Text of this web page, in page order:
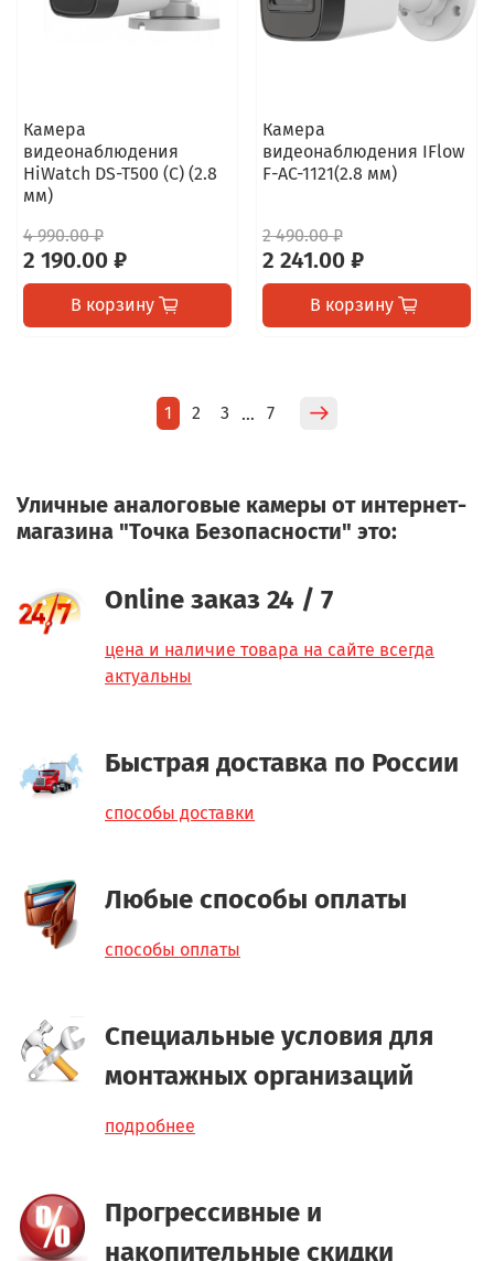
Камера
видеонаблюдения
HiWatch DS-T500 (C) (2.8
мм)
4 990.00 ₽
2 190.00 ₽
В корзину
Камера
видеонаблюдения IFlow
F-AC-1121(2.8 мм)
2 490.00 ₽
2 241.00 ₽
В корзину
1 2 3 … 7
Уличные аналоговые камеры от интернет-
магазина "Точка Безопасности" это:
Online заказ 24 / 7
цена и наличие товара на сайте всегда
актуальны
Быстрая доставка по России
способы доставки
Любые способы оплаты
способы оплаты
Специальные условия для
монтажных организаций
подробнее
Прогрессивные и
накопительные скидки